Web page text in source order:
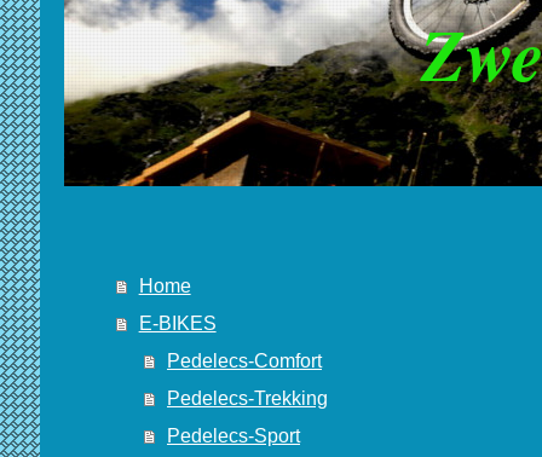
Home
E-BIKES
Pedelecs-Comfort
Pedelecs-Trekking
Pedelecs-Sport